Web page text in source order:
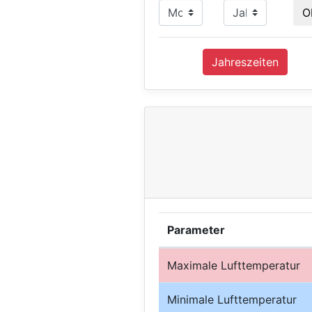
Jahreszeiten
Parameter
Maximale Lufttemperatur
Minimale Lufttemperatur